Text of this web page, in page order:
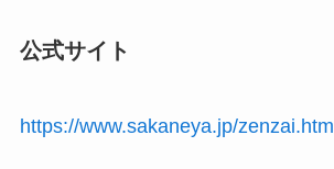
公式サイト
https://www.sakaneya.jp/zenzai.html